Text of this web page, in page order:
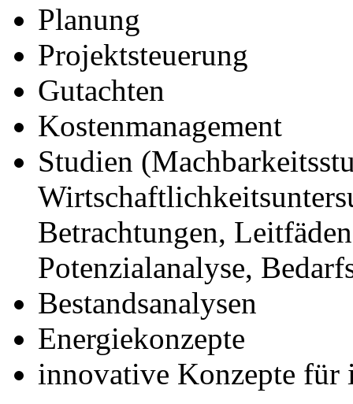
Planung
Projektsteuerung
Gutachten
Kostenmanagement
Studien
Betrachtungen,
Potenzialanalyse,
Bestandsanalysen
Energiekonzepte
innovative Konzepte für